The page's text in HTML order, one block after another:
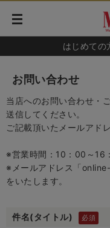
はじめての
お問い合わせ
当店へのお問い合わせ・
送信してください。
ご記載頂いたメールアド
※営業時間：10：00～16
※メールアドレス「
をいたします。
件名(タイトル)